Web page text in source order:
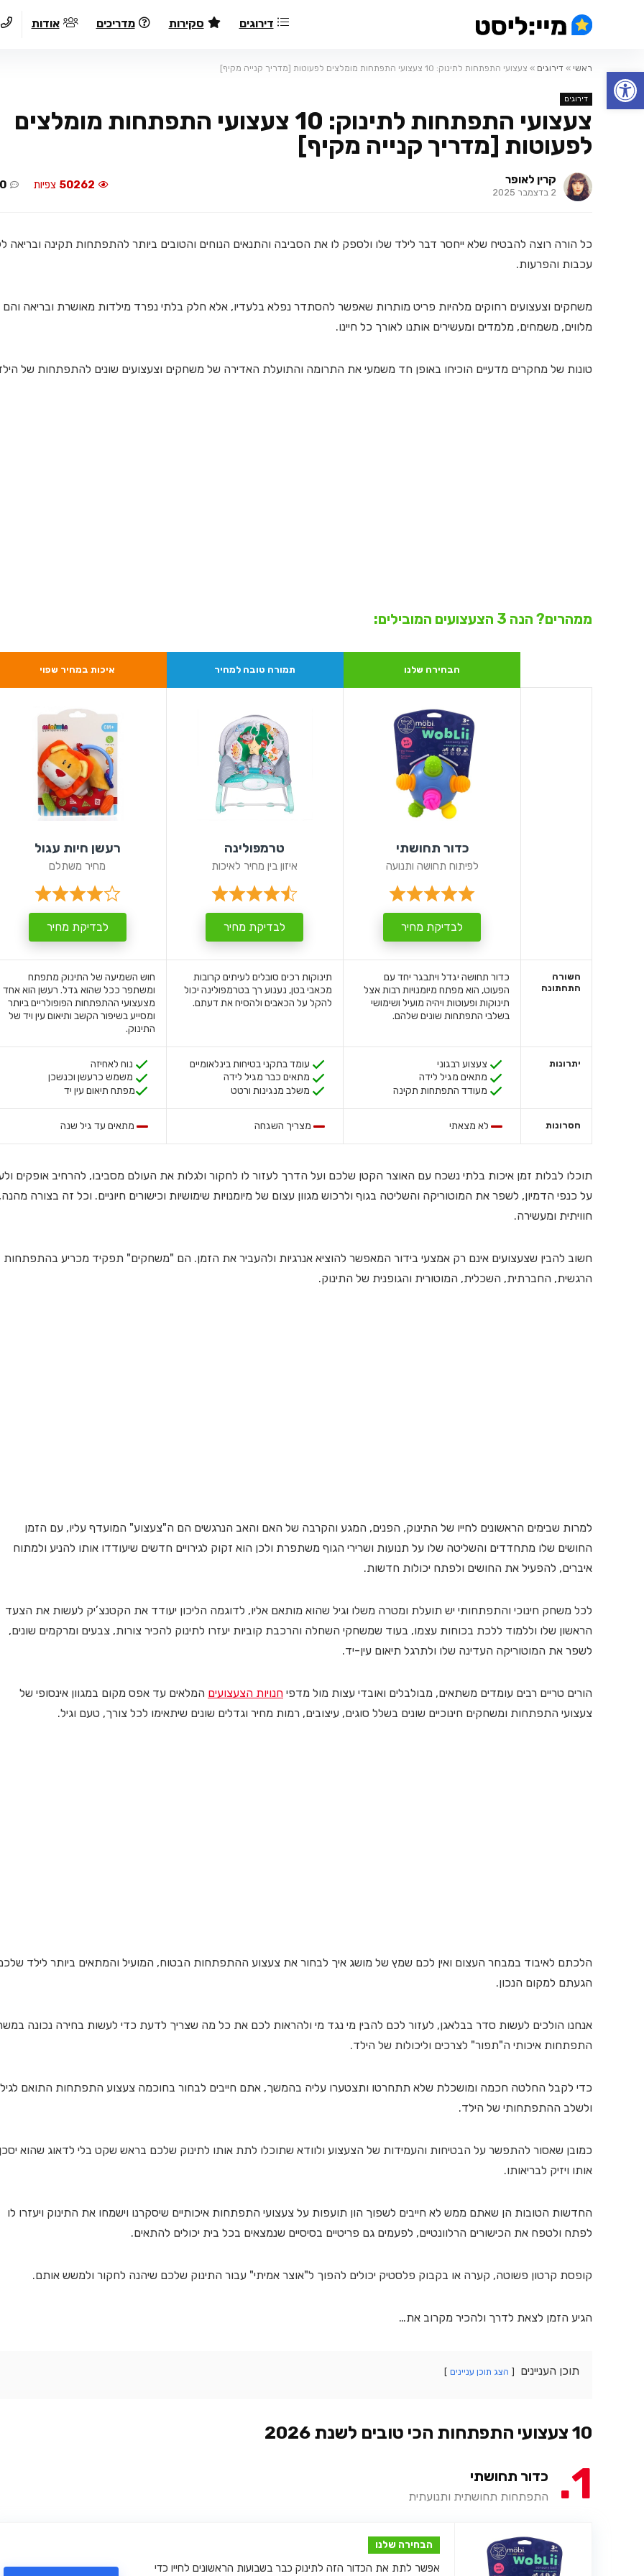
פתח סרגל נגישות
דירוגים סקירות מדריכים אודות
ראשי » דירוגים » צעצועי התפתחות לתינוק: 10 צעצועי התפתחות מומלצים לפעוטות [מדריך קנייה מקיף]
דירוגים
צעצועי התפתחות לתינוק: 10 צעצועי התפתחות מומלצים
לפעוטות [מדריך קנייה מקיף]
קרין לאופר
2 בדצמבר 2025
50262 צפיות 0
כל הורה רוצה להבטיח שלא ייחסר דבר לילד שלו ולספק לו את הסביבה והתנאים הנוחים והטובים ביותר להתפתחות תקינה ובריאה
עכבות והפרעות.
משחקים וצעצועים רחוקים מלהיות פריט מותרות שאפשר להסתדר נפלא בלעדיו, אלא חלק בלתי נפרד מילדות מאושרת ובריאה והם
מלווים, משמחים, מלמדים ומעשירים אותנו לאורך כל חיינו.
טונות של מחקרים מדעיים הוכיחו באופן חד משמעי את התרומה והתועלת האדירה של משחקים וצעצועים שונים להתפתחות של
ממהרים? הנה 3 הצעצועים המובילים:
השורה
התחתונה
יתרונות
חסרונות
הבחירה שלנו
כדור תחושתי
לפיתוח תחושה ותנועה
לבדיקת מחיר
כדור תחושה יגדל ויתבגר יחד עם
הפעוט, הוא מפתח מיומנויות רבות אצל
תינוקות ופעוטות ויהיה מועיל ושימושי
בשלבי התפתחות שונים שלהם.
צעצוע רבגוני
מתאים מגיל לידה
מעודד התפתחות תקינה
לא מצאתי
תמורה טובה למחיר
טרמפולינה
איזון בין מחיר לאיכות
לבדיקת מחיר
תינוקות רכים סובלים לעיתים קרובות
מכאבי בטן, נענוע רך בטרמפולינה יכול
להקל על הכאבים ולהסיח את דעתם.
עומד בתקני בטיחות בינלאומיים
מתאים כבר מגיל לידה
משלב מנגינות ורטט
מצריך השגחה
איכות במחיר שפוי
רעשן חיות עגול
מחיר משתלם
לבדיקת מחיר
חוש השמיעה של התינוק מתפתח
ומשתפר ככל שהוא גדל. רעשן הוא אחד
מצעצועי ההתפתחות הפופולריים ביותר
ומסייע בשיפור הקשב ותיאום עין ויד של
התינוק.
נוח לאחיזה
משמש כרעשן וכנשכן
מפתח תיאום עין יד
מתאים עד גיל שנה
תוכלו לבלות זמן איכות בלתי נשכח עם האוצר הקטן שלכם ועל הדרך לעזור לו לחקור ולגלות את העולם מסביבו, להרחיב אופקים
על כנפי הדמיון, לשפר את המוטוריקה והשליטה בגוף ולרכוש מגוון עצום של מיומנויות שימושיות וכישורים חיוניים. וכל זה בצורה
חוויתית ומעשירה.
חשוב להבין שצעצועים אינם רק אמצעי בידור המאפשר להוציא אנרגיות ולהעביר את הזמן. הם "משחקים" תפקיד מכריע בהתפתחות
הרגשית, החברתית, השכלית, המוטורית והגופנית של התינוק.
למרות שבימים הראשונים לחייו של התינוק, הפנים, המגע והקרבה של האם והאב הנרגשים הם ה"צעצוע" המועדף עליו, עם הזמן
החושים שלו מתחדדים והשליטה שלו על תנועות ושרירי הגוף משתפרת ולכן הוא זקוק לגירויים חדשים שיעודדו אותו להניע ולמתוח
איברים, להפעיל את החושים ולפתח יכולות חדשות.
לכל משחק חינוכי והתפתחותי יש תועלת ומטרה משלו וגיל שהוא מותאם אליו, לדוגמה הליכון יעודד את הקטנצ’יק לעשות את הצעד
הראשון שלו וללמוד ללכת בכוחות עצמו, בעוד שמשחקי השחלה והרכבת קוביות יעזרו לתינוק להכיר צורות, צבעים ומרקמים שונים,
לשפר את המוטוריקה העדינה שלו ולתרגל תיאום עין-יד.
הורים טריים רבים עומדים משתאים, מבולבלים ואובדי עצות מול מדפי חנויות הצעצועים המלאים עד אפס מקום במגוון אינסופי של
צעצועי התפתחות ומשחקים חינוכיים שונים בשלל סוגים, עיצובים, רמות מחיר וגדלים שונים שיתאימו לכל צורך, טעם וגיל.
הלכתם לאיבוד במבחר העצום ואין לכם שמץ של מושג איך לבחור את צעצוע ההתפתחות הבטוח, המועיל והמתאים ביותר לילד
הגעתם למקום הנכון.
אנחנו הולכים לעשות סדר בבלאגן, לעזור לכם להבין מי נגד מי ולהראות לכם את כל מה שצריך לדעת כדי לעשות בחירה נכונה
התפתחות איכותי ה"תפור" לצרכים וליכולות של הילד.
כדי לקבל החלטה חכמה ומושכלת שלא תתחרטו ותצטערו עליה בהמשך, אתם חייבים לבחור בחוכמה צעצוע התפתחות התואם לגיל
ולשלב ההתפתחותי של הילד.
כמובן שאסור להתפשר על הבטיחות והעמידות של הצעצוע ולוודא שתוכלו לתת אותו לתינוק שלכם בראש שקט בלי לדאוג שהוא
אותו ויזיק לבריאותו.
החדשות הטובות הן שאתם ממש לא חייבים לשפוך הון תועפות על צעצועי התפתחות איכותיים שיסקרנו וישמחו את התינוק ויעזרו לו
לפתח ולטפח את הכישורים הרלוונטיים, לפעמים גם פריטיים בסיסיים שנמצאים בכל בית יכולים להתאים.
קופסת קרטון פשוטה, קערה או בקבוק פלסטיק יכולים להפוך ל"אוצר אמיתי" עבור התינוק שלכם שיהנה לחקור ולמשש אותם.
הגיע הזמן לצאת לדרך ולהכיר מקרוב את…
תוכן העניינים הצג תוכן עניינים
10 צעצועי התפתחות הכי טובים לשנת 2026
1 כדור תחושתי
התפתחות תחושתית ותנועתית
הבחירה שלנו
אפשר לתת את הכדור הזה לתינוק כבר בשבועות הראשונים לחייו כדי